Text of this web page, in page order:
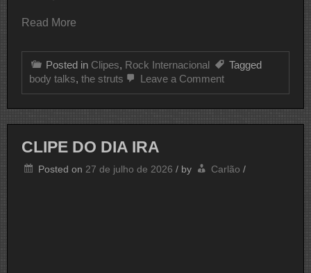
Read More
Posted in Clipes, Rock Internacional
Tagged
body talks, the struts Leave a Commenton
THE
CLIPE DO DIA IRA
Posted on 27 de julho de 2026 / by Carlão /